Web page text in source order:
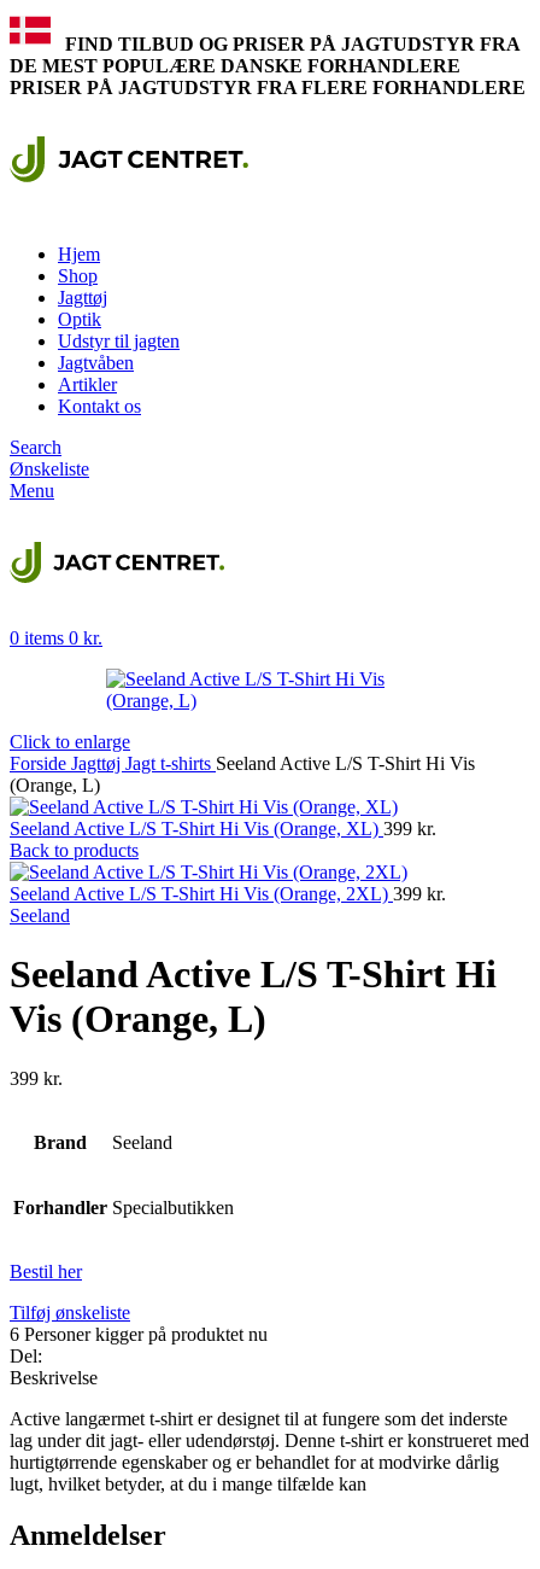
FIND TILBUD OG PRISER PÅ JAGTUDSTYR FRA
DE MEST POPULÆRE DANSKE FORHANDLERE
PRISER PÅ JAGTUDSTYR FRA FLERE FORHANDLERE
Hjem
Shop
Jagttøj
Optik
Udstyr til jagten
Jagtvåben
Artikler
Kontakt os
Search
Ønskeliste
Menu
0 items 0 kr.
Click to enlarge
Forside Jagttøj Jagt t-shirts Seeland Active L/S T-Shirt Hi Vis
(Orange, L)
Seeland Active L/S T-Shirt Hi Vis (Orange, XL) 399 kr.
Back to products
Seeland Active L/S T-Shirt Hi Vis (Orange, 2XL) 399 kr.
Seeland
Seeland Active L/S T-Shirt Hi
Vis (Orange, L)
399 kr.
Brand Seeland
Forhandler Specialbutikken
Bestil her
Tilføj ønskeliste
6 Personer kigger på produktet nu
Del:
Beskrivelse
Active langærmet t-shirt er designet til at fungere som det inderste
lag under dit jagt- eller udendørstøj. Denne t-shirt er konstrueret med
hurtigtørrende egenskaber og er behandlet for at modvirke dårlig
lugt, hvilket betyder, at du i mange tilfælde kan
Anmeldelser